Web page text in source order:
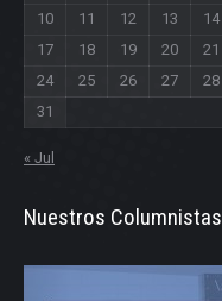
10
11 12 13 14
17
18 19 20 21
24
25 26 27 28
31
« Jul
Nuestros Columnistas